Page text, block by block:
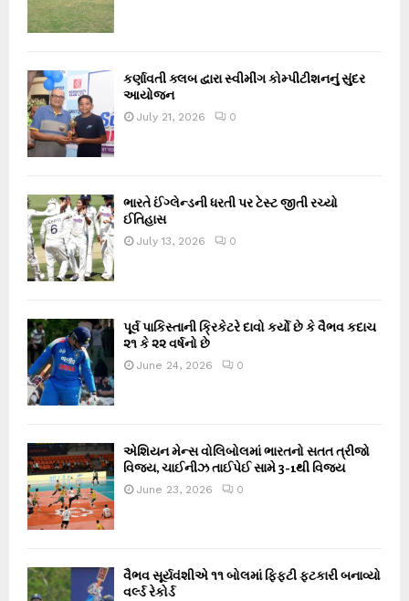
કર્ણાવતી ક્લબ દ્વારા સ્વીમીંગ કોમ્પીટીશનનું સુંદર
આયોજન
July 21, 2026 0
ભારતે ઈંગ્લેન્ડની ધરતી પર ટેસ્ટ જીતી રચ્યો
ઈતિહાસ
July 13, 2026 0
પૂર્વ પાકિસ્તાની ક્રિકેટરે દાવો કર્યો છે કે વૈભવ કદાચ
૨૧ કે ૨૨ વર્ષનો છે
June 24, 2026 0
એશિયન મેન્સ વોલિબોલમાં ભારતનો સતત ત્રીજો
વિજય, ચાઈનીઝ તાઈપેઈ સામે 3-1થી વિજય
June 23, 2026 0
વૈભવ સૂર્યવંશીએ ૧૧ બોલમાં ફિફ્ટી ફટકારી બનાવ્યો
વર્લ્ડ રેકોર્ડ